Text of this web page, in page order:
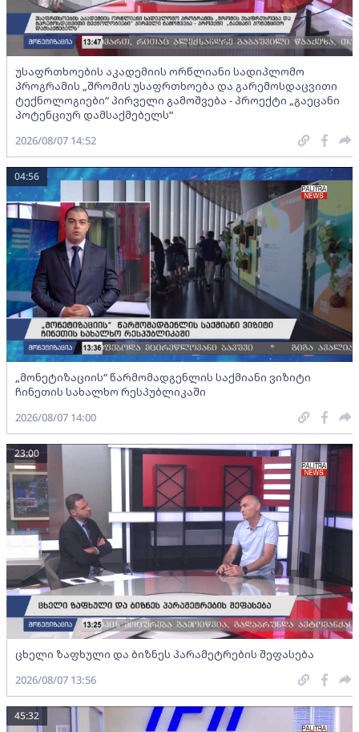
უსაფრთხოების აკადემიის ორწლიანი სადიპლომო
პროგრამის „შრომის უსაფრთხოება და გარემოსდაცვითი
ტექნოლოგიები“ პირველი გამოშვება - პროექტი „გაეცანი
პოტენციურ დამსაქმებელს“
2026/08/07 14:52
„მონეტიზაციის“ წარმომადგენლის საქმიანი ვიზიტი
ჩინეთის სახალხო რესპუბლიკაში
04:56
2026/08/07 14:00
ცხელი ზაფხული და ბიზნეს პარამეტრების შეფასება
23:00
2026/08/07 13:56
45:32